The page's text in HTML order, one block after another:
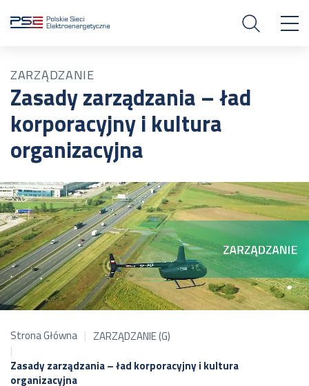
ZARZĄDZANIE
Zasady zarządzania – ład
korporacyjny i kultura
organizacyjna
Strona Główna
ZARZĄDZANIE (G)
Zasady zarządzania – ład korporacyjny i kultura
organizacyjna